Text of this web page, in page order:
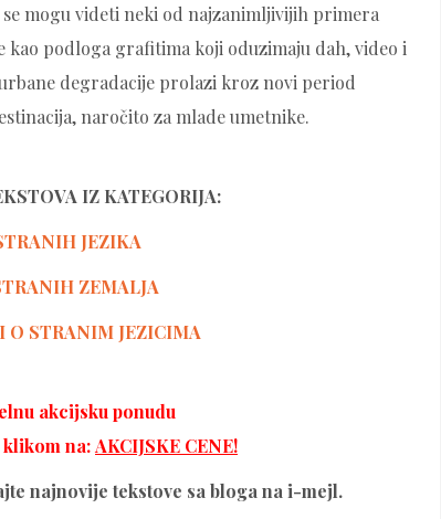
mogu videti neki od najzanimljivijih primera
kao podloga grafitima koji oduzimaju dah, video i
degradacije prolazi kroz novi period
naročito za mlade umetnike.
IZ KATEGORIJA:
JEZIKA
ZEMALJA
STRANIM JEZICIMA
akcijsku ponudu
na:AKCIJSKE CENE!
najnovije tekstove sa bloga na i-mejl.